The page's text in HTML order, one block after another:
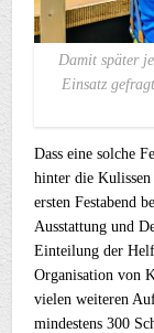
Damit später
Einsatz
Dass eine solche
hinter die Kulissen
ersten Festabend
Ausstattung und
Einteilung der
Organisation von
vielen weiteren
mindestens 300